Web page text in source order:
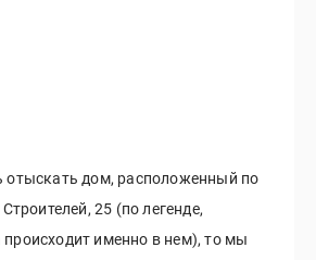
отыскать дом, расположенный по
25 (по легенде,
именно в нем), то мы